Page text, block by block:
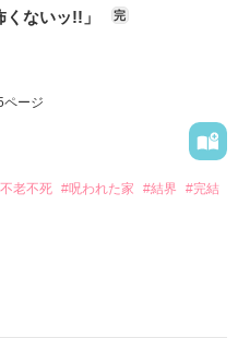
します🙇‍♀️⤵️
む
くないッ!!」 完
ページ
老不死 #呪われた家 #結界
#完結
ｱﾝ）